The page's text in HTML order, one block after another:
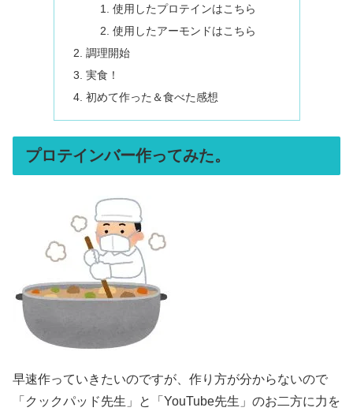
使用したプロテインはこちら
使用したアーモンドはこちら
調理開始
実食！
初めて作った＆食べた感想
プロテインバー作ってみた。
早速作っていきたいのですが、作り方が分からないので
「クックパッド先生」と「YouTube先生」のお二方に力を